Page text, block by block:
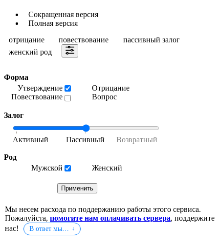
Сокращенная версия
Полная версия
отрицание
повествование
пассивный залог
женский род
Форма
Утверждение
Повествование
Отрицание
Вопрос
Залог
Род
Мужской
Женский
Мы несем расхода по поддержанию работы этого сервиса.
Пожалуйста, помогите нам оплачивать сервера, поддержите
нас!
В ответ мы…